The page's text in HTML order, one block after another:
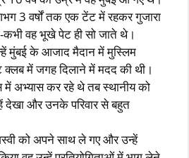
3 वर्षों तक एक टेंट में रहकर गुजारा
वह भूखे पेट ही सो जाते थे।
मुंबई के आजाद मैदान में मुस्लिम
में जगह दिलाने में मदद की थी।
अभ्यास कर रहे थे तब स्थानीय को
देखा और उनके परिवार से बहुत
को अपने साथ ले गए और उन्हें